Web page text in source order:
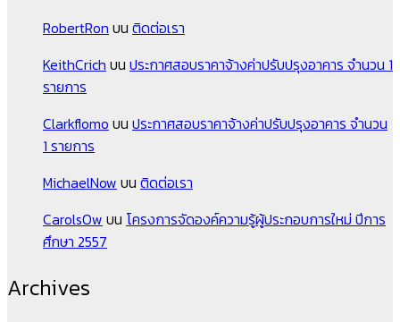
RobertRon บน ติดต่อเรา
KeithCrich บน ประกาศสอบราคาจ้างค่าปรับปรุงอาคาร จำนวน 1
รายการ
Clarkflomo บน ประกาศสอบราคาจ้างค่าปรับปรุงอาคาร จำนวน
1 รายการ
MichaelNow บน ติดต่อเรา
CarolsOw บน โครงการจัดองค์ความรู้ผู้ประกอบการใหม่ ปีการ
ศึกษา 2557
Archives